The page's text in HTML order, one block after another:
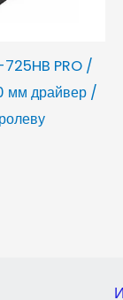
PRO /
мм драйвер /